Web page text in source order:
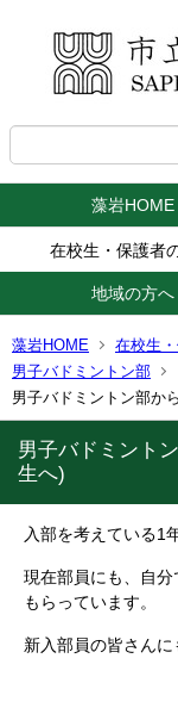
藻岩HOME
在校生・保護者
地域の方へ
藻岩HOME 在校生
男子バドミントン部
男子バドミントン部か
男子バドミント
生へ)
入部を考えている1
現在部員にも、自
もらっています。
新入部員の皆さんに